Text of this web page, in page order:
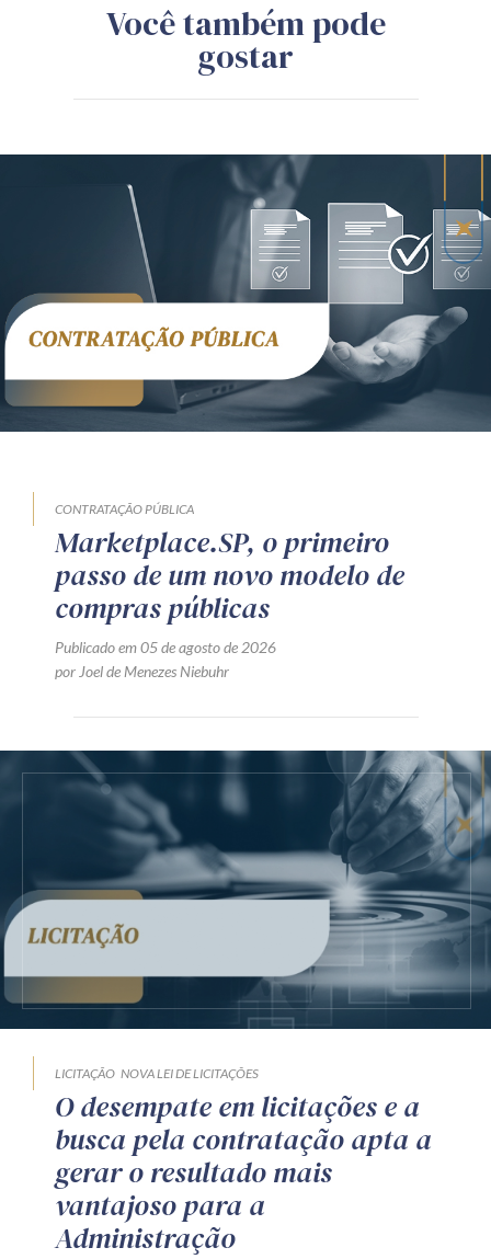
Você também pode
gostar
CONTRATAÇÃO PÚBLICA
Marketplace.SP, o primeiro
passo de um novo modelo de
compras públicas
Publicado em 05 de agosto de 2026
por Joel de Menezes Niebuhr
LICITAÇÃO NOVA LEI DE LICITAÇÕES
O desempate em licitações e a
busca pela contratação apta a
gerar o resultado mais
vantajoso para a
Administração